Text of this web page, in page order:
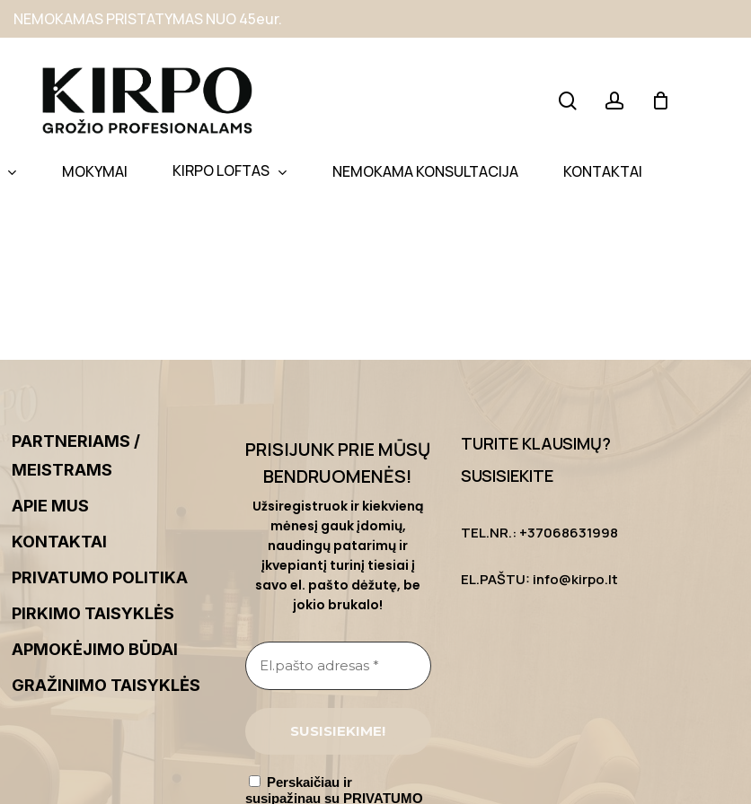
NEMOKAMAS PRISTATYMAS NUO 45eur.
MOKYMAI KIRPO LOFTAS NEMOKAMA KONSULTACIJA KONTAKTAI
PARTNERIAMS /
MEISTRAMS
APIE MUS
KONTAKTAI
PRIVATUMO POLITIKA
PIRKIMO TAISYKLĖS
APMOKĖJIMO BŪDAI
GRAŽINIMO TAISYKLĖS
PRISIJUNK PRIE MŪSŲ
BENDRUOMENĖS!
Užsiregistruok ir kiekvieną
mėnesį gauk įdomių,
naudingų patarimų ir
įkvepiantį turinį tiesiai į
savo el. pašto dėžutę, be
jokio brukalo!
Perskaičiau ir
susipažinau su PRIVATUMO
TURITE KLAUSIMŲ?
SUSISIEKITE
TEL.NR.: +37068631998
EL.PAŠTU: info@kirpo.lt